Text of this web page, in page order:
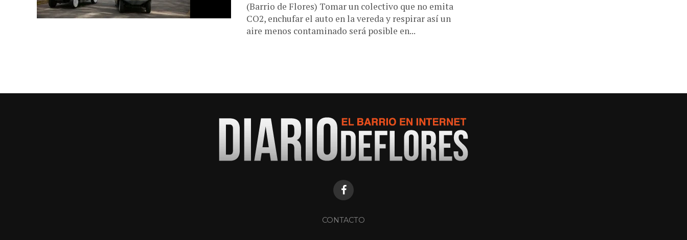
(Barrio de Flores) Tomar un colectivo que no emita
CO2, enchufar el auto en la vereda y respirar así un
aire menos contaminado será posible en...
CONTACTO